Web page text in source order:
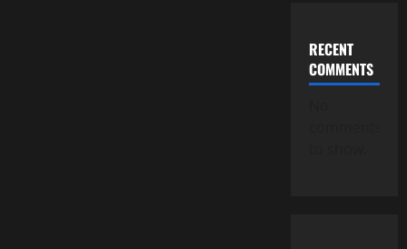
RECENT
COMMENTS